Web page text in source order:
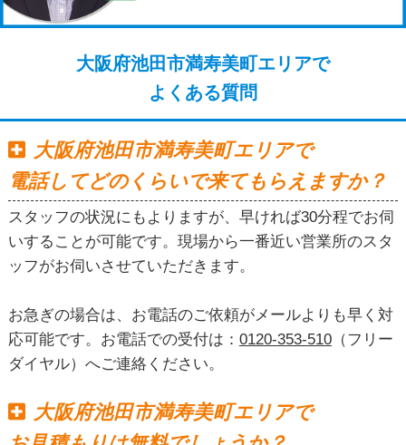
大阪府池田市満寿美町エリアで
よくある質問
大阪府池田市満寿美町エリアで
電話してどのくらいで来てもらえますか？
スタッフの状況にもよりますが、早ければ30分程でお伺
いすることが可能です。現場から一番近い営業所のスタ
ッフがお伺いさせていただきます。
お急ぎの場合は、お電話のご依頼がメールよりも早く対
応可能です。お電話での受付は： 0120-353-510（フリー
ダイヤル）へご連絡ください。
大阪府池田市満寿美町エリアで